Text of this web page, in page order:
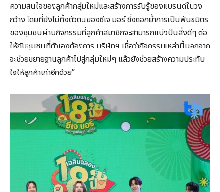
ความสนใจของลูกค้ากลุ่มใหม่และสร้างการรับรู้ของแบรนด์ในวง
กว้าง โดยที่ยังไม่ทิ้งตัวตนของซีเจ มอร์ ซึ่งตอกย้ำการเป็นพันธมิตร
ของชุมชนผ่านกิจกรรมที่ลูกค้าสมาชิกจะสามารถแบ่งปันสิ่งดีๆ ต่อ
ให้กับชุมชนที่ตัวเองต้องการ บริษัทฯ เชื่อว่ากิจกรรมเหล่านี้นอกจาก
จะช่วยขยายฐานลูกค้าไปสู่กลุ่มใหม่ๆ แล้วยังช่วยสร้างความประทับ
ใจให้ลูกค้าเก่าอีกด้วย”